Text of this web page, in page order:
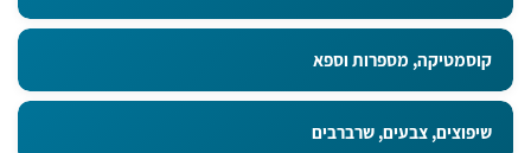
מדבקות בגודל 20X5 ס"מ
מדבקות בגודל 9x5 ס"מ
קוסמטיקה, מספרות וספא
שיפוצים, צבעים, שרברבים